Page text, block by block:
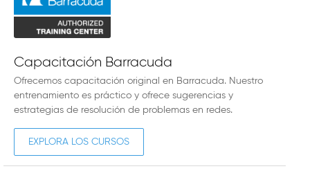
Capacitación Barracuda
Ofrecemos capacitación original en Barracuda. Nuestro
entrenamiento es práctico y ofrece sugerencias y
estrategias de resolución de problemas en redes.
EXPLORA LOS CURSOS